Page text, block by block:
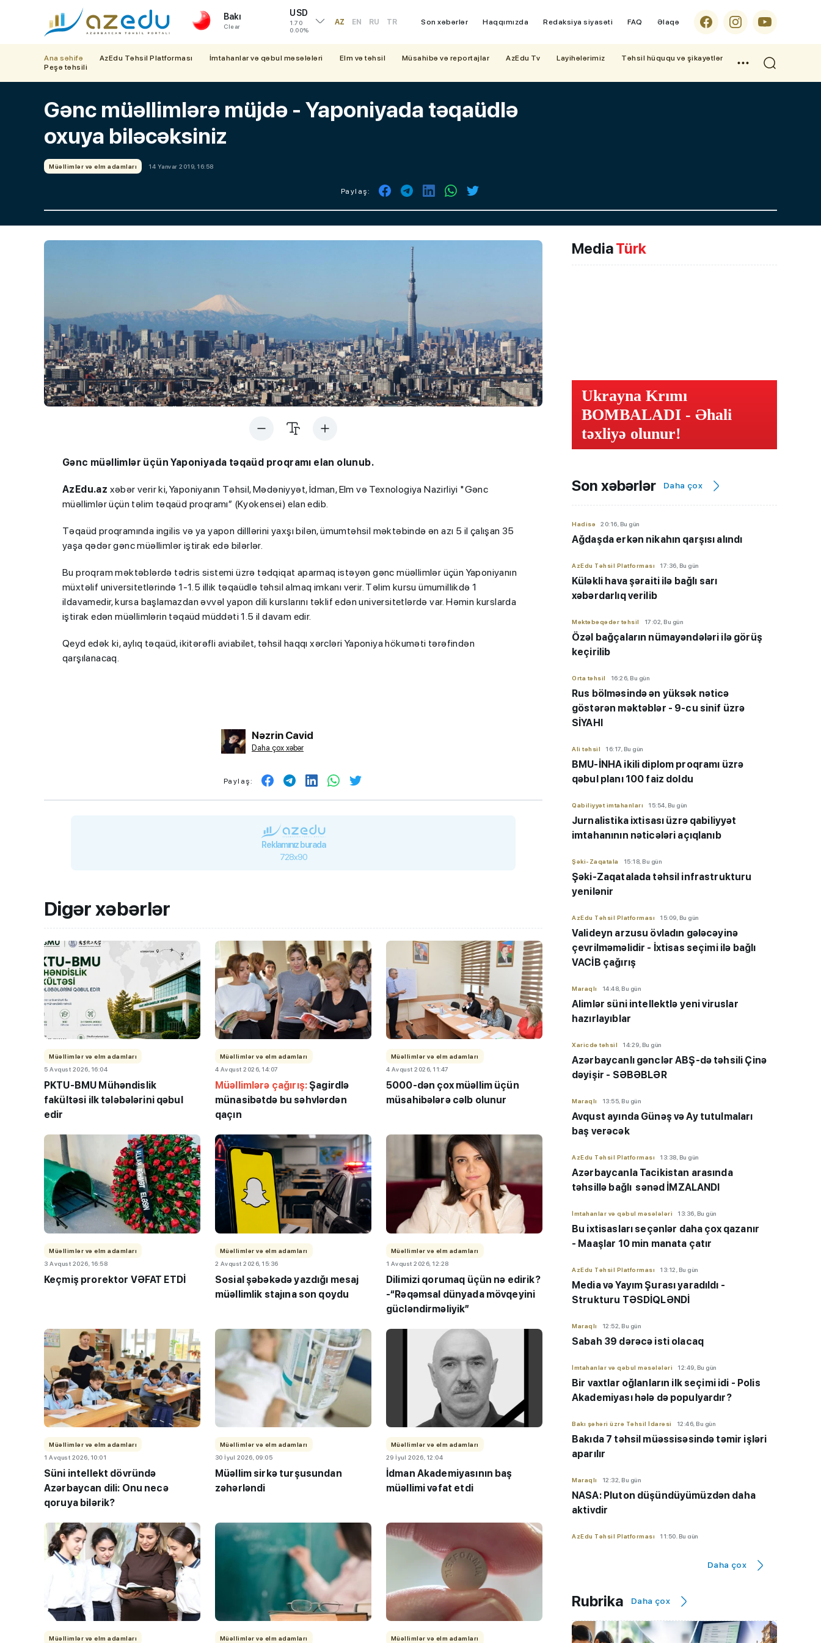
Bakı
Clear
USD
1.70
0.00%
AZ EN RU TR Son xəbərlər Haqqımızda Redaksiya siyasəti FAQ Əlaqə
Ana səhifə AzEdu Təhsil Platforması İmtahanlar və qəbul məsələləri Elm və təhsil Müsahibə və reportajlar AzEdu Tv Layihələrimiz
Təhsil hüququ və şikayətlər
Peşə təhsili
Gənc müəllimlərə müjdə - Yaponiyada təqaüdlə
oxuya biləcəksiniz
Müəllimlər və elm adamları 14 Yanvar 2019, 16:58
Paylaş:
Gənc müəllimlər üçün Yaponiyada təqaüd proqramı elan olunub.
AzEdu.az xəbər verir ki, Yaponiyanın Təhsil, Mədəniyyət, İdman, Elm və Texnologiya Nazirliyi "Gənc
müəllimlər üçün təlim təqaüd proqramı” (Kyokensei) elan edib.
Təqaüd proqramında ingilis və ya yapon dilllərini yaxşı bilən, ümumtəhsil məktəbində ən azı 5 il çalışan 35
yaşa qədər gənc müəllimlər iştirak edə bilərlər.
Bu proqram məktəblərdə tədris sistemi üzrə tədqiqat aparmaq istəyən gənc müəllimlər üçün Yaponiyanın
müxtəlif universitetlərində 1-1.5 illik təqaüdlə təhsil almaq imkanı verir. Təlim kursu ümumillikdə 1
ildavamedir, kursa başlamazdan əvvəl yapon dili kurslarını təklif edən universitetlərdə var. Həmin kurslarda
iştirak edən müəllimlərin təqaüd müddəti 1.5 il davam edir.
Qeyd edək ki, aylıq təqaüd, ikitərəfli aviabilet, təhsil haqqı xərcləri Yaponiya hökuməti tərəfindən
qarşılanacaq.
Nəzrin Cavid
Daha çox xəbər
Paylaş:
Reklamınız burada
728x90
Digər xəbərlər
Müəllimlər və elm adamları
5 Avqust 2026, 16:04
PKTU-BMU Mühəndislik
fakültəsi ilk tələbələrini qəbul
edir
Müəllimlər və elm adamları
4 Avqust 2026, 14:07
Müəllimlərə çağırış:Şagirdlə
münasibətdə bu səhvlərdən
qaçın
Müəllimlər və elm adamları
4 Avqust 2026, 11:47
5000-dən çox müəllim üçün
müsahibələrə cəlb olunur
Müəllimlər və elm adamları
3 Avqust 2026, 16:58
Keçmiş prorektor VƏFAT ETDİ
Müəllimlər və elm adamları
2 Avqust 2026, 15:36
Sosial şəbəkədə yazdığı mesaj
müəllimlik stajına son qoydu
Müəllimlər və elm adamları
1 Avqust 2026, 12:28
Dilimizi qorumaq üçün nə edirik?
-“Rəqəmsal dünyada mövqeyini
gücləndirməliyik”
Müəllimlər və elm adamları
1 Avqust 2026, 10:01
Süni intellekt dövründə
Azərbaycan dili: Onu necə
qoruya bilərik?
Müəllimlər və elm adamları
30 İyul 2026, 09:05
Müəllim sirkə turşusundan
zəhərləndi
Müəllimlər və elm adamları
29 İyul 2026, 12:04
İdman Akademiyasının baş
müəllimi vəfat etdi
Müəllimlər və elm adamları
Müəllimlər və elm adamları
Müəllimlər və elm adamları
MediaTürk
Ukrayna Krımı
BOMBALADI - Əhali
təxliyə olunur!
Son xəbərlər Daha çox
Hadisə 20:16, Bu gün
Ağdaşda erkən nikahın qarşısı alındı
AzEdu Təhsil Platforması 17:36, Bu gün
Küləkli hava şəraiti ilə bağlı sarı
xəbərdarlıq verilib
Məktəbəqədər təhsil 17:02, Bu gün
Özəl bağçaların nümayəndələri ilə görüş
keçirilib
Orta təhsil 16:26, Bu gün
Rus bölməsində ən yüksək nəticə
göstərən məktəblər - 9-cu sinif üzrə
SİYAHI
Ali təhsil 16:17, Bu gün
BMU-İNHA ikili diplom proqramı üzrə
qəbul planı 100 faiz doldu
Qabiliyyət imtahanları 15:54, Bu gün
Jurnalistika ixtisası üzrə qabiliyyət
imtahanının nəticələri açıqlanıb
Şəki-Zaqatala 15:18, Bu gün
Şəki-Zaqatalada təhsil infrastrukturu
yenilənir
AzEdu Təhsil Platforması 15:09, Bu gün
Valideyn arzusu övladın gələcəyinə
çevrilməməlidir - İxtisas seçimi ilə bağlı
VACİB çağırış
Maraqlı 14:48, Bu gün
Alimlər süni intellektlə yeni viruslar
hazırlayıblar
Xaricdə təhsil 14:29, Bu gün
Azərbaycanlı gənclər ABŞ-də təhsili Çinə
dəyişir - SƏBƏBLƏR
Maraqlı 13:55, Bu gün
Avqust ayında Günəş və Ay tutulmaları
baş verəcək
AzEdu Təhsil Platforması 13:38, Bu gün
Azərbaycanla Tacikistan arasında
təhsillə bağlı sənəd İMZALANDI
İmtahanlar və qəbul məsələləri 13:36, Bu gün
Bu ixtisasları seçənlər daha çox qazanır
- Maaşlar 10 min manata çatır
AzEdu Təhsil Platforması 13:12, Bu gün
Media və Yayım Şurası yaradıldı -
Strukturu TƏSDİQLƏNDİ
Maraqlı 12:52, Bu gün
Sabah 39 dərəcə isti olacaq
İmtahanlar və qəbul məsələləri 12:49, Bu gün
Bir vaxtlar oğlanların ilk seçimi idi - Polis
Akademiyası hələ də populyardır?
Bakı şəhəri üzrə Təhsil İdarəsi 12:46, Bu gün
Bakıda 7 təhsil müəssisəsində təmir işləri
aparılır
Maraqlı 12:32, Bu gün
NASA: Pluton düşündüyümüzdən daha
aktivdir
AzEdu Təhsil Platforması 11:50, Bu gün
universitetində təhsilini davam
AzEdu Təhsil Platforması 11:45, Bu gün
Naxçıvan məktəblərinə kompüter
paylanılıb
Daha çox
Rubrika Daha çox